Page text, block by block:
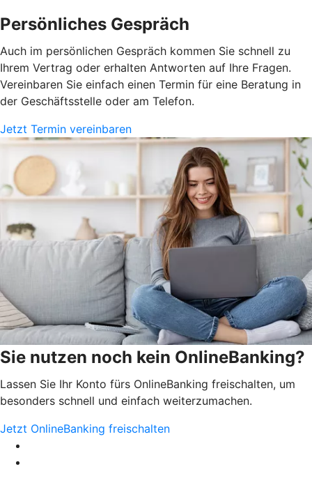
Persönliches Gespräch
Auch im persönlichen Gespräch kommen Sie schnell zu
Ihrem Vertrag oder erhalten Antworten auf Ihre Fragen.
Vereinbaren Sie einfach einen Termin für eine Beratung in
der Geschäftsstelle oder am Telefon.
Jetzt Termin vereinbaren
Sie nutzen noch kein OnlineBanking?
Lassen Sie Ihr Konto fürs OnlineBanking freischalten, um
besonders schnell und einfach weiterzumachen.
Jetzt OnlineBanking freischalten